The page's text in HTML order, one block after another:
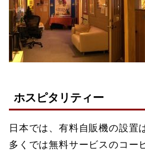
ホスピタリティー
日本では、有料自販機の設置
多くでは無料サービスのコー